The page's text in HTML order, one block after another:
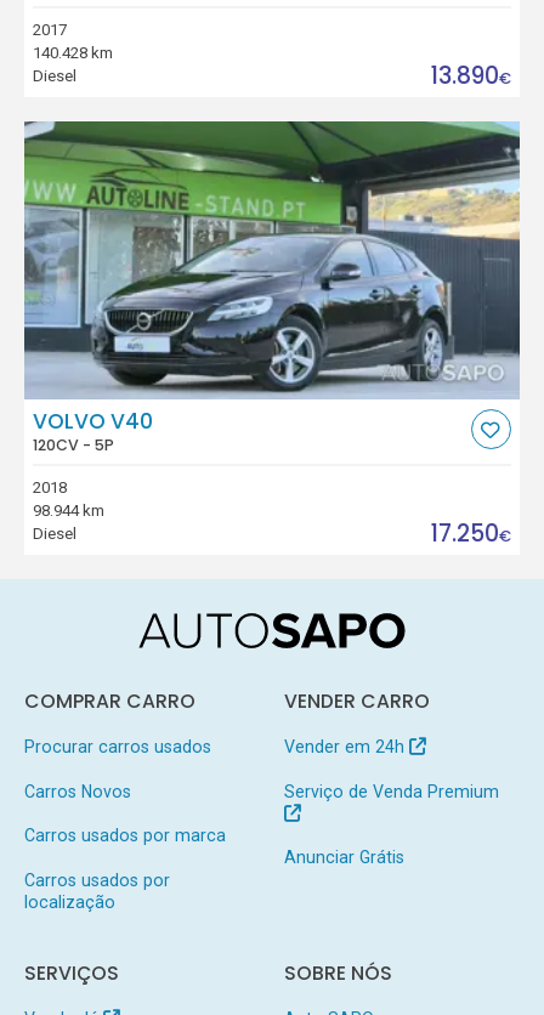
2017
140.428 km
Diesel
13.890€
VOLVO V40
120CV - 5P
2018
98.944 km
Diesel
17.250€
COMPRAR CARRO
Procurar carros usados
Carros Novos
Carros usados por marca
Carros usados por
localização
VENDER CARRO
Vender em 24h
Serviço de Venda Premium
Anunciar Grátis
SERVIÇOS SOBRE NÓS